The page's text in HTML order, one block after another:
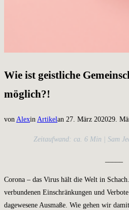
Wie ist geistliche
möglich?!
von Alexin Artikelan Veröffentlicht
27. März 202029.
Zeitaufwand: ca. 6 Min | Sam
Corona – das Virus hält die Welt in
verbundenen Einschränkungen und
dagewesene Ausmaße. Wie gehen wir